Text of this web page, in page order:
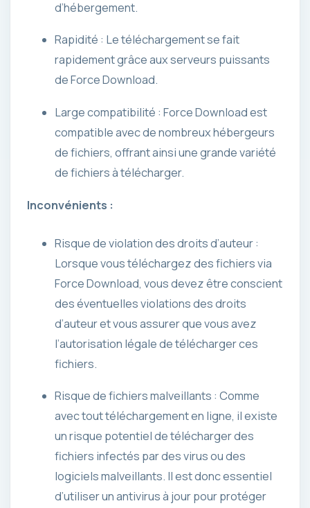
d’hébergement.
Rapidité : Le téléchargement se fait
rapidement grâce aux serveurs puissants
de Force Download.
Large compatibilité : Force Download est
compatible avec de nombreux hébergeurs
de fichiers, offrant ainsi une grande variété
de fichiers à télécharger.
Inconvénients :
Risque de violation des droits d’auteur :
Lorsque vous téléchargez des fichiers via
Force Download, vous devez être conscient
des éventuelles violations des droits
d’auteur et vous assurer que vous avez
l’autorisation légale de télécharger ces
fichiers.
Risque de fichiers malveillants : Comme
avec tout téléchargement en ligne, il existe
un risque potentiel de télécharger des
fichiers infectés par des virus ou des
logiciels malveillants. Il est donc essentiel
d’utiliser un antivirus à jour pour protéger